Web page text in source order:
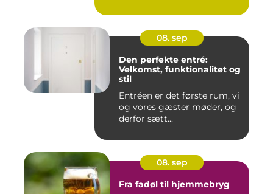
08. sep
Den perfekte entré:
Velkomst, funktionalitet og
stil
Entréen er det første rum, vi
og vores gæster møder, og
derfor sætt...
08. sep
Fra fadøl til hjemmebryg